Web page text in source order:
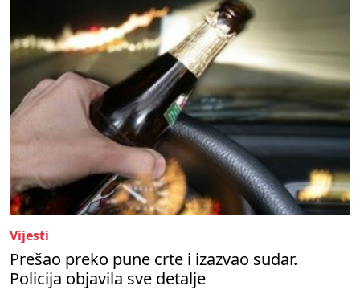
Vijesti
Prešao preko pune crte i izazvao sudar.
Policija objavila sve detalje